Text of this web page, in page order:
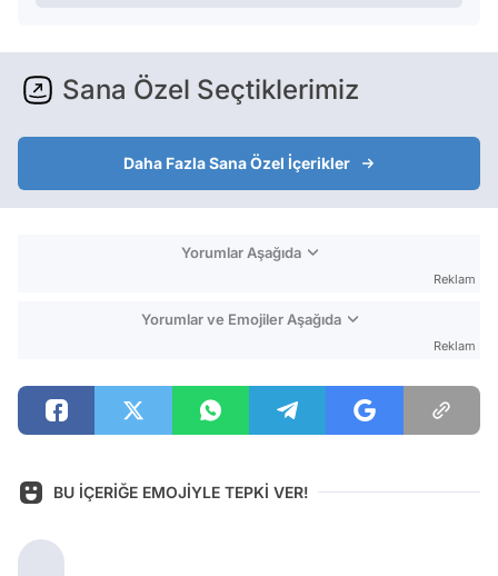
Sana Özel Seçtiklerimiz
Daha Fazla Sana Özel İçerikler
Yorumlar Aşağıda
Reklam
Yorumlar ve Emojiler Aşağıda
Reklam
BU İÇERİĞE EMOJİYLE TEPKİ VER!